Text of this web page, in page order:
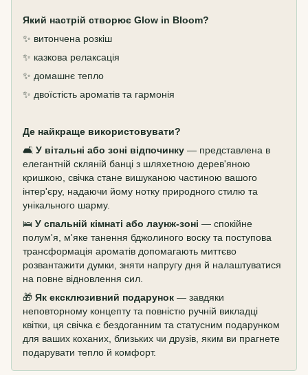
Який настрій створює Glow in Bloom?
✨ витончена розкіш
✨ казкова релаксація
✨ домашнє тепло
✨ двоїстість ароматів та гармонія
Де найкраще використовувати?
🛋️ У вітальні або зоні відпочинку — представлена в
елегантній скляній банці з шляхетною дерев'яною
кришкою, свічка стане вишуканою частиною вашого
інтер'єру, надаючи йому нотку природного стилю та
унікального шарму.
🛌 У спальній кімнаті або лаунж-зоні — спокійне
полум'я, м'яке танення бджолиного воску та поступова
трансформація ароматів допомагають миттєво
розвантажити думки, зняти напругу дня й налаштуватися
на повне відновлення сил.
🎁 Як ексклюзивний подарунок — завдяки
неповторному концепту та повністю ручній викладці
квітки, ця свічка є бездоганним та статусним подарунком
для ваших коханих, близьких чи друзів, яким ви прагнете
подарувати тепло й комфорт.